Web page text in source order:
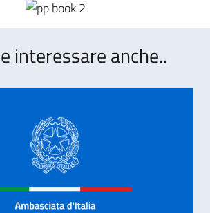
interessare anche..